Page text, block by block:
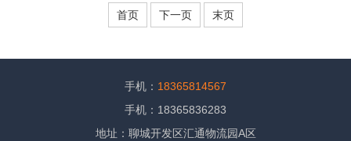
首页 下一页 末页
手机： 18365814567
手机：18365836283
地址：聊城开发区汇通物流园A区